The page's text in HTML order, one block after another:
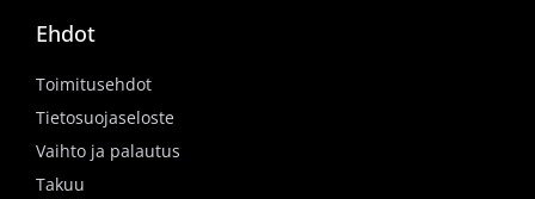
Ehdot
Toimitusehdot
Tietosuojaseloste
Vaihto ja palautus
Takuu